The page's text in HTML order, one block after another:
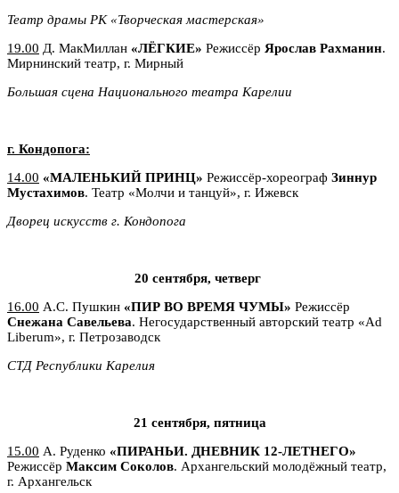
Театр драмы РК «Творческая мастерская»
19.00 Д. МакМиллан «ЛЁГКИЕ» Режиссёр Ярослав Рахманин.
Мирнинский театр, г. Мирный
Большая сцена Национального театра Карелии
г. Кондопога:
14.00 «МАЛЕНЬКИЙ ПРИНЦ» Режиссёр-хореограф Зиннур
Мустахимов. Театр «Молчи и танцуй», г. Ижевск
Дворец искусств г. Кондопога
20 сентября, четверг
16.00 А.С. Пушкин «ПИР ВО ВРЕМЯ ЧУМЫ» Режиссёр
Снежана Савельева. Негосударственный авторский театр «Ad
Liberum», г. Петрозаводск
СТД Республики Карелия
21 сентября, пятница
15.00 А. Руденко «ПИРАНЬИ. ДНЕВНИК 12-ЛЕТНЕГО»
Режиссёр Максим Соколов. Архангельский молодёжный театр,
г. Архангельск